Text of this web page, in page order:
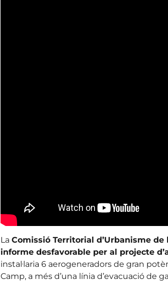
La Comissió Territorial d’Urbanisme
informe desfavorable per al projecte
instal·laria 6 aerogeneradors de gran
Camp, a més d’una línia d’evacuació de